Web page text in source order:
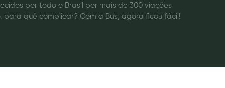
por todo o Brasil por mais de 300 viações
para quê complicar? Com a Bus, agora ficou fácil!